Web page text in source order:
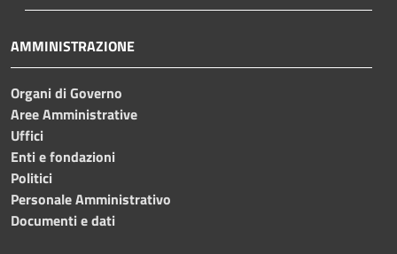
AMMINISTRAZIONE
Organi di Governo
Aree Amministrative
Uffici
Enti e fondazioni
Politici
Personale Amministrativo
Documenti e dati